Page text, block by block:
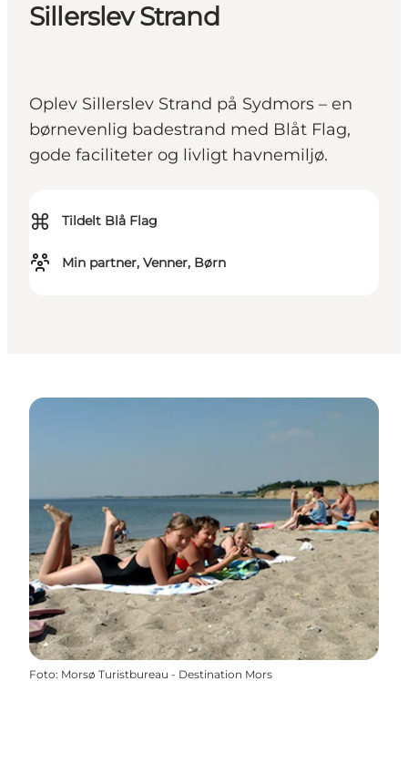
Sillerslev Strand
Oplev Sillerslev Strand på Sydmors – en
børnevenlig badestrand med Blåt Flag,
gode faciliteter og livligt havnemiljø.
⌘ Tildelt Blå Flag
Min partner, Venner, Børn
Foto: Morsø Turistbureau - Destination Mors